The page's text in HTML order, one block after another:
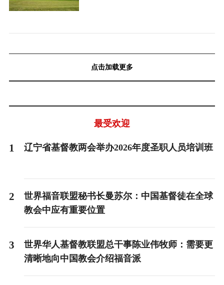
点击加载更多
最受欢迎
1 辽宁省基督教两会举办2026年度圣职人员培训班
2
世界福音联盟秘书长曼苏尔：中国基督徒在全球
教会中应有重要位置
3
世界华人基督教联盟总干事陈业伟牧师：需要更
清晰地向中国教会介绍福音派